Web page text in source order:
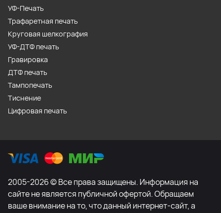
УФ-Печать
Трафаретная печать
Круговая шелкография
УФ-ДТФ печать
Гравировка
ДТФ печать
Тампопечать
Тиснение
Цифровая печать
2005-2026 © Все права защищены. Информация на
сайте не является публичной офертой. Обращаем
ваше внимание на то, что данный интернет-сайт, а